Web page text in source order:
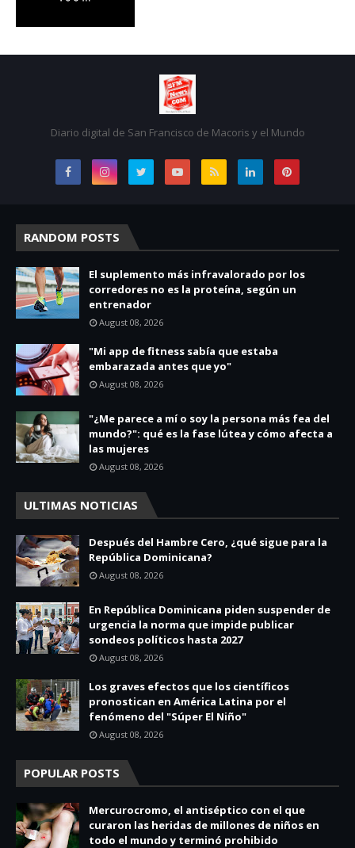
Diario digital de San Francisco de Macoris y el Mundo
RANDOM POSTS
El suplemento más infravalorado por los
corredores no es la proteína, según un
entrenador
August 08, 2026
"Mi app de fitness sabía que estaba
embarazada antes que yo"
August 08, 2026
"¿Me parece a mí o soy la persona más fea del
mundo?": qué es la fase lútea y cómo afecta a
las mujeres
August 08, 2026
ULTIMAS NOTICIAS
Después del Hambre Cero, ¿qué sigue para la
República Dominicana?
August 08, 2026
En República Dominicana piden suspender de
urgencia la norma que impide publicar
sondeos políticos hasta 2027
August 08, 2026
Los graves efectos que los científicos
pronostican en América Latina por el
fenómeno del "Súper El Niño"
August 08, 2026
POPULAR POSTS
Mercurocromo, el antiséptico con el que
curaron las heridas de millones de niños en
todo el mundo y terminó prohibido